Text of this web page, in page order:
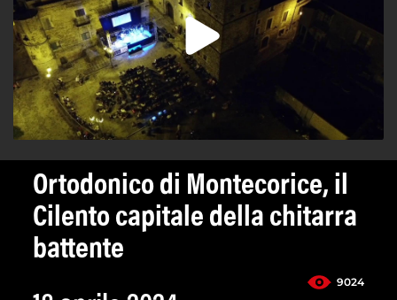
Ortodonico di Montecorice, il
Cilento capitale della chitarra
battente
9024